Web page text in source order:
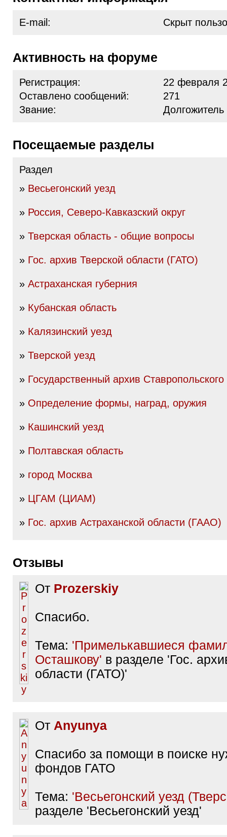
E-mail: Скрыт
Активность на форуме
Регистрация:
22 февраля
Оставлено сообщений:
271
Звание:
Посещаемые разделы
Раздел
» Весьегонский уезд
» Россия, Северо-Кавказский округ
» Тверская область - общие вопросы
» Гос. архив Тверской области (ГАТО)
» Астраханская губерния
» Кубанская область
» Калязинский уезд
» Тверской уезд
» Государственный архив Ставропольского
» Определение формы, наград, оружия
» Кашинский уезд
» Полтавская область
» город Москва
» ЦГАМ (ЦИАМ)
» Гос. архив Астраханской области (ГААО)
Отзывы
От Prozerskiy
Спасибо.
Тема: 'Примелькавшиеся
Осташкову' в разделе 'Гос.
области (ГАТО)'
От Anyunya
Спасибо за помощи в поиске
фондов ГАТО
Тема: 'Весьегонский уезд
разделе 'Весьегонский уезд'